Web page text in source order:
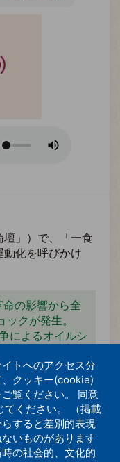
壇」）で、「一食
動化を呼びかけ
命の影響から全
クが発生。
によるオイルシ
省エネルギー技
った。
の米ソ首脳会
略兵器制限条
トへのアクセス分
クッキー(cookie)
覧ください。 同意
てください。 （掲載
すると差別的表現
いものがあります
の社会的、文化的